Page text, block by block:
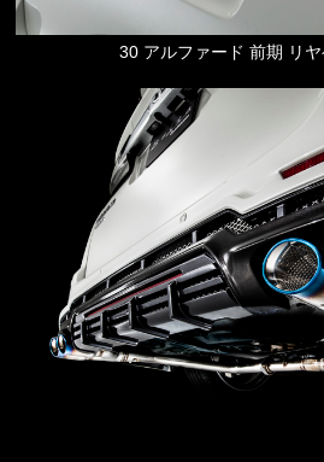
30 アルファード 前期 リ